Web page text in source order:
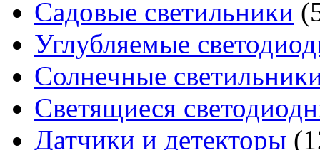
Садовые светильники
Углубляемые
Солнечные
Светящиеся
Датчики и детекторы